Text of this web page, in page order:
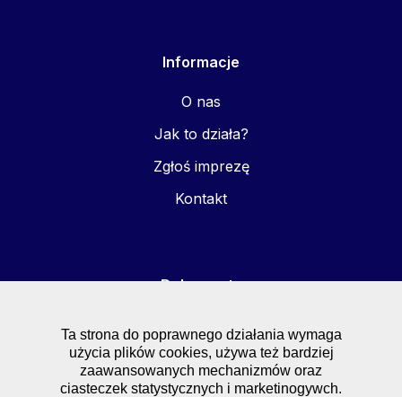
Ta strona do poprawnego działania wymaga
użycia plików cookies, używa też bardziej
zaawansowanych mechanizmów oraz
ciasteczek statystycznych i marketinogywch.
Informacje
O nas
Jak to działa?
Zgłoś imprezę
Kontakt
Dokumenty
Regulaminy
Polityka prywatności